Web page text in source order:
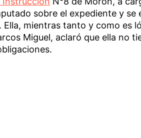
sobre el expediente y se
Ella, mientras tanto y como es
Miguel, aclaró que ella no